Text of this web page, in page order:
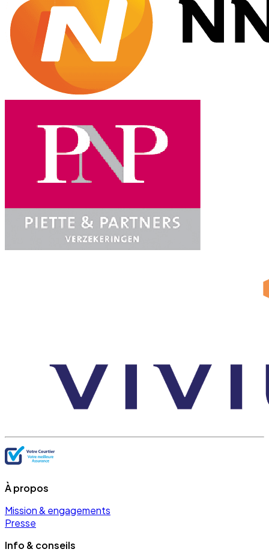
À propos
Mission & engagements
Presse
Info & conseils